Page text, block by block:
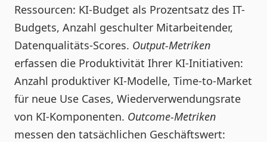
Ressourcen: KI-Budget als Prozentsatz des IT-
Budgets, Anzahl geschulter Mitarbeitender,
Datenqualitäts-Scores. Output-Metriken
erfassen die Produktivität Ihrer KI-Initiativen:
Anzahl produktiver KI-Modelle, Time-to-Market
für neue Use Cases, Wiederverwendungsrate
von KI-Komponenten. Outcome-Metriken
messen den tatsächlichen Geschäftswert: